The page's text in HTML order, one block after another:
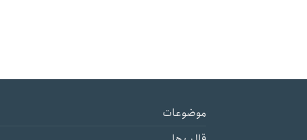
موضوعات